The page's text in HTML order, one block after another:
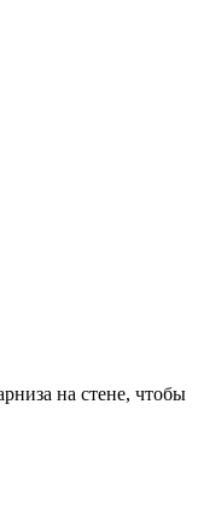
на стене, чтобы